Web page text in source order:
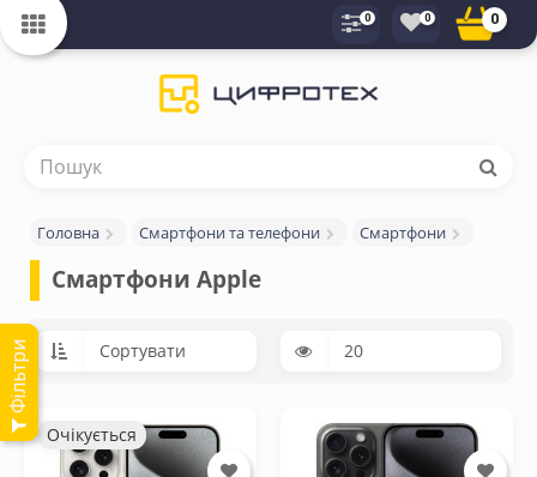
0
0 0
Головна Смартфони та телефони Смартфони
Смартфони Apple
Очікується